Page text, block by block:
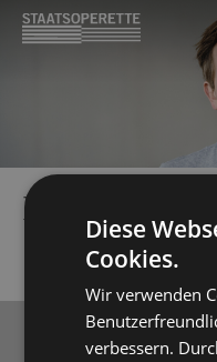
BENJAMIN
Diese
Cookies.
Wir verwenden
verbessern.